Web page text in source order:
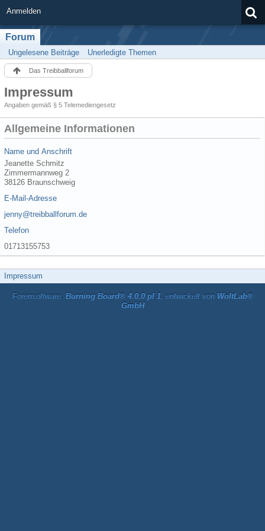
Anmelden
Forum
Ungelesene Beiträge Unerledigte Themen
Das Treibballforum
Impressum
Angaben gemäß § 5 Telemediengesetz
Allgemeine Informationen
Name und Anschrift
Jeanette Schmitz
Zimmermannweg 2
38126 Braunschweig
E-Mail-Adresse
jenny@treibballforum.de
Telefon
01713155753
Impressum
Forensoftware: Burning Board® 4.0.0 pl 1, entwickelt von WoltLab®
GmbH